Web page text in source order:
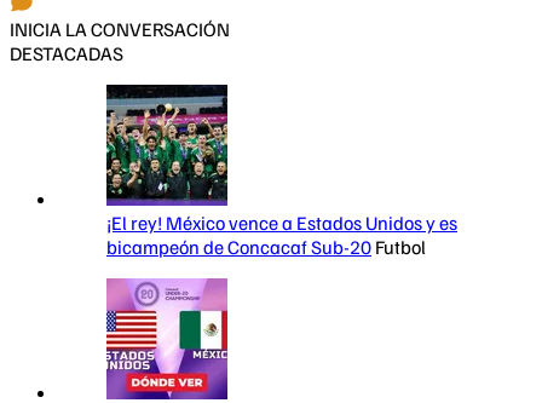
INICIA LA CONVERSACIÓN
DESTACADAS
¡El rey! México vence a Estados Unidos y es
bicampeón de Concacaf Sub-20 Futbol